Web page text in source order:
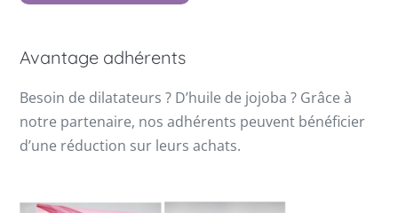
Avantage adhérents
Besoin de dilatateurs ? D’huile de jojoba ? Grâce à
notre partenaire, nos adhérents peuvent bénéficier
d’une réduction sur leurs achats.